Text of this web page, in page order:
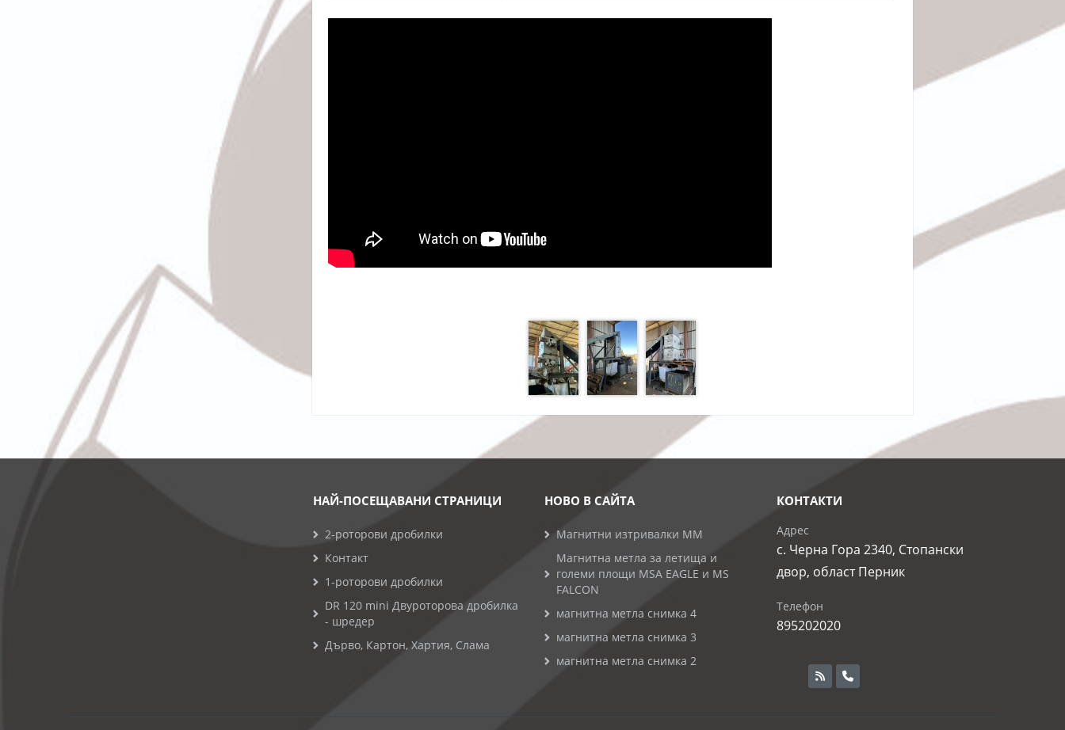
НАЙ-ПОСЕЩАВАНИ СТРАНИЦИ
2-роторови дробилки
Контакт
1-роторови дробилки
DR 120 mini Двуроторова дробилка
- шредер
Дърво, Картон, Хартия, Слама
НОВО В САЙТА
Магнитни изтривалки MM
Магнитна метла за летища и
големи площи MSA EAGLE и MS
FALCON
магнитна метла снимка 4
магнитна метла снимка 3
магнитна метла снимка 2
КОНТАКТИ
Адрес
с. Черна Гора 2340, Стопански
двор, област Перник
Телефон
895202020